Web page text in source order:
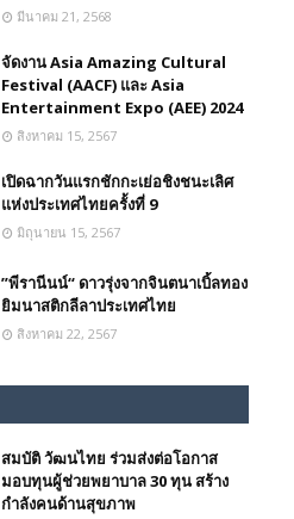
มีนาคม 21, 2568
จัดงาน Asia Amazing Cultural
Festival (AACF) และ Asia
Entertainment Expo (AEE) 2024
สิงหาคม 15, 2567
เปิดฉากวันแรกชักกะเย่อชิงชนะเลิศ
แห่งประเทศไทยครั้งที่ 9
มิถุนายน 15, 2567
”พีรานีนน์“​ ดาวรุ่งจากจินตนาเบิ้ลทอง
ยิมนาสติกลีลาประเทศไทย
สิงหาคม 22, 2567
สมบัติ วัฒนไทย ร่วมส่งต่อโอกาส
มอบทุนผู้ช่วยพยาบาล 30 ทุน สร้าง
กำลังคนด้านสุขภาพ